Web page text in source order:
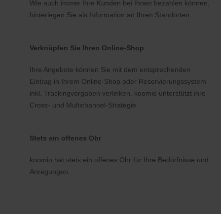
Wie auch immer Ihre Kunden bei Ihnen bezahlen können,
hinterlegen Sie als Information an Ihren Standorten.
Verknüpfen Sie Ihren Online-Shop
Ihre Angebote können Sie mit dem entsprechenden
Eintrag in Ihrem Online-Shop oder Reservierungssystem
inkl. Trackingvorgaben verlinken. koomio unterstützt ihre
Cross- und Multichannel-Strategie.
Stets ein offenes Ohr
koomio hat stets ein offenes Ohr für Ihre Bedürfnisse und
Anregungen.